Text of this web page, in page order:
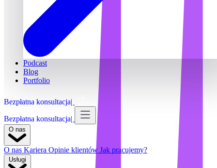
Podcast
Blog
Portfolio
Bezpłatna konsultacja
Bezpłatna konsultacja
O nas Kariera Opinie klientów Jak pracujemy?